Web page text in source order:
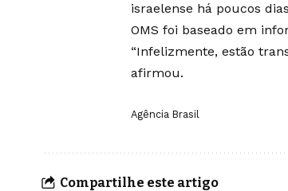
israelense há poucos
OMS foi baseado em
“Infelizmente, estão
afirmou.
Agência Brasil
Compartilhe este artigo